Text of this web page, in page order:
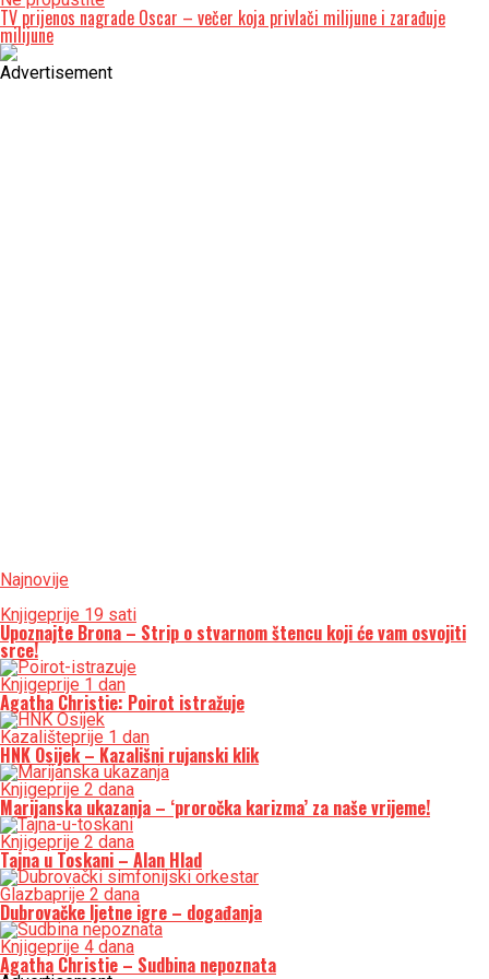
TV prijenos nagrade Oscar – večer koja privlači milijune i zarađuje
milijune
Advertisement
Najnovije
Knjigeprije 19 sati
Upoznajte Brona – Strip o stvarnom štencu koji će vam osvojiti
srce!
Knjigeprije 1 dan
Agatha Christie: Poirot istražuje
Kazališteprije 1 dan
HNK Osijek – Kazališni rujanski klik
Knjigeprije 2 dana
Marijanska ukazanja – ‘proročka karizma’ za naše vrijeme!
Knjigeprije 2 dana
Tajna u Toskani – Alan Hlad
Glazbaprije 2 dana
Dubrovačke ljetne igre – događanja
Knjigeprije 4 dana
Agatha Christie – Sudbina nepoznata